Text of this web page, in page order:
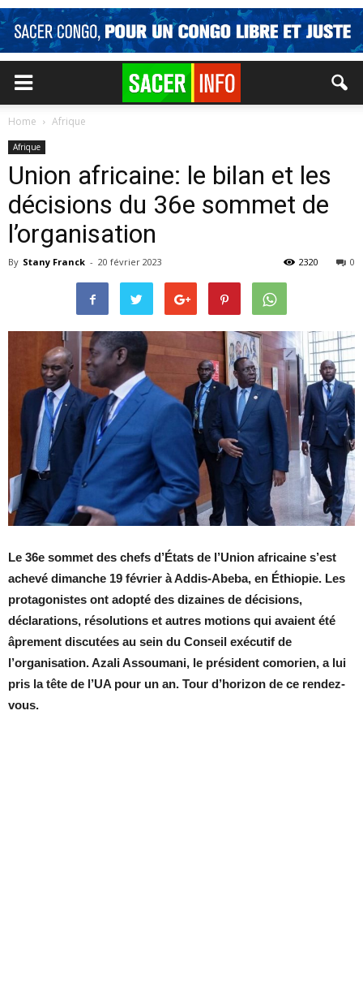
Home Afrique
Afrique
Union africaine: le bilan et les
décisions du 36e sommet de
l’organisation
By Stany Franck - 20 février 2023 0
2320
Le 36e sommet des chefs d’États de l’Union africaine s’est
achevé dimanche 19 février à Addis-Abeba, en Éthiopie. Les
protagonistes ont adopté des dizaines de décisions,
déclarations, résolutions et autres motions qui avaient été
âprement discutées au sein du Conseil exécutif de
l’organisation. Azali Assoumani, le président comorien, a lui
pris la tête de l’UA pour un an. Tour d’horizon de ce rendez-
vous.